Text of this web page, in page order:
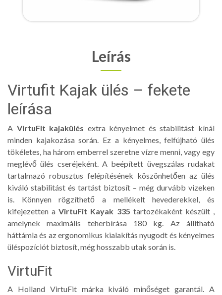
Leírás
Virtufit Kajak ülés – fekete
leírása
A VirtuFit kajakülés extra kényelmet és stabilitást kínál
minden kajakozása során. Ez a kényelmes, felfújható ülés
tökéletes, ha három emberrel szeretne vízre menni, vagy egy
meglévő ülés cseréjeként. A beépített üvegszálas rudakat
tartalmazó robusztus felépítésének köszönhetően az ülés
kiváló stabilitást és tartást biztosít – még durvább vizeken
is. Könnyen rögzíthető a mellékelt hevederekkel, és
kifejezetten aVirtuFit Kayak 335 tartozékaként készült ,
amelynek maximális teherbírása 180 kg. Az állítható
háttámla és az ergonomikus kialakítás nyugodt és kényelmes
üléspozíciót biztosít, még hosszabb utak során is.
VirtuFit
A Holland VirtuFit márka kiváló minőséget garantál. A